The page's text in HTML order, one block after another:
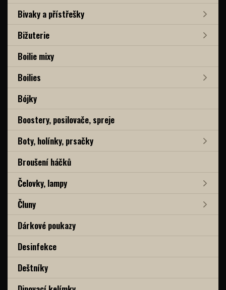
Bivaky a přístřešky
Bižuterie
Boilie mixy
Boilies
Bójky
Boostery, posilovače, spreje
Boty, holínky, prsačky
Broušení háčků
Čelovky, lampy
Čluny
Dárkové poukazy
Desinfekce
Deštníky